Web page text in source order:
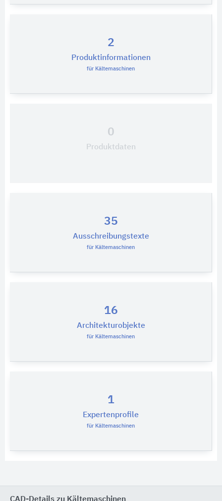
2
Produktinformationen
für Kältemaschinen
0
Produktdaten
35
Ausschreibungstexte
für Kältemaschinen
16
Architekturobjekte
für Kältemaschinen
1
Expertenprofile
für Kältemaschinen